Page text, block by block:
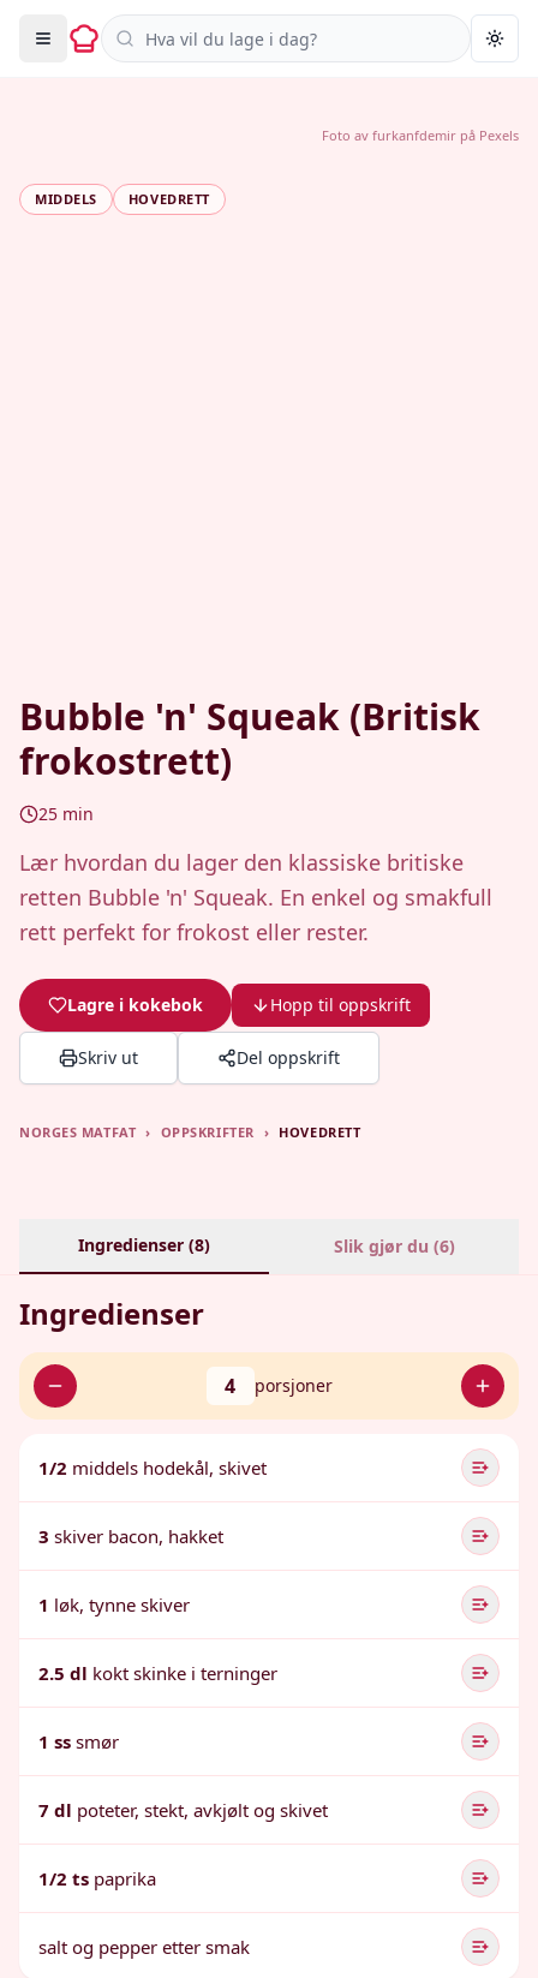
Søk i oppskrifter
MIDDELS HOVEDRETT
Bubble 'n' Squeak (Britisk
frokostrett)
25 min
Lær hvordan du lager den klassiske britiske
retten Bubble 'n' Squeak. En enkel og smakfull
rett perfekt for frokost eller rester.
Lagre i kokebok Hopp til oppskrift
Skriv ut Del oppskrift
Foto av furkanfdemir på Pexels
NORGES MATFAT › OPPSKRIFTER › HOVEDRETT
Ingredienser (8) Slik gjør du (6)
Ingredienser
4 porsjoner
1/2 middels hodekål, skivet
3 skiver bacon, hakket
1 løk, tynne skiver
2.5 dl kokt skinke i terninger
1 ss smør
7 dl poteter, stekt, avkjølt og skivet
1/2 ts paprika
salt og pepper etter smak